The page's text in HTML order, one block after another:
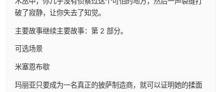
破了寂静，让你失去了知觉。
主要故事继续主要故事：第 2 部分。
可选场景
米塞恩布歇
玛丽亚只要成为一名真正的披萨制造商，就可以证明她的揉面